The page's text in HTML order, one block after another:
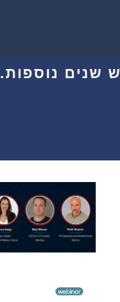
שנים נוספות.